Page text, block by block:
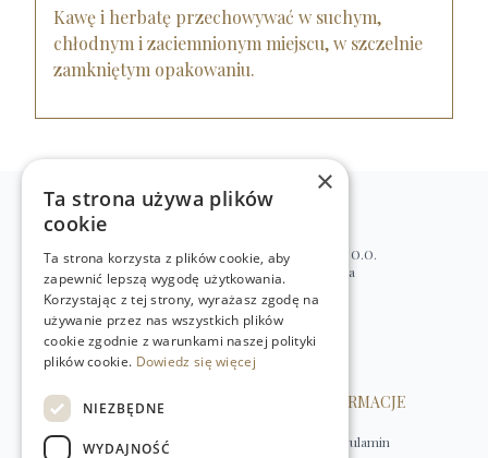
Kawę i herbatę przechowywać w suchym,
chłodnym i zaciemnionym miejscu, w szczelnie
zamkniętym opakowaniu.
WILLIAM’S NATURAL PRODUCTS SP. Z O.O.
ul. Stawki 2, 00-193 Warszawa, Polska
+48 (22) 875 91 35
kontakt@w-natural.pl
Obsługa sklepu internetowego
+48 798 349 435
OBSŁUGA KLIENTA
Kontakt
INFORMACJE
Regulamin
×
Ta strona używa plików
cookie
Ta strona korzysta z plików cookie, aby
zapewnić lepszą wygodę użytkowania.
Korzystając z tej strony, wyrażasz zgodę na
używanie przez nas wszystkich plików
cookie zgodnie z warunkami naszej polityki
plików cookie. Dowiedz się więcej
NIEZBĘDNE
WYDAJNOŚĆ